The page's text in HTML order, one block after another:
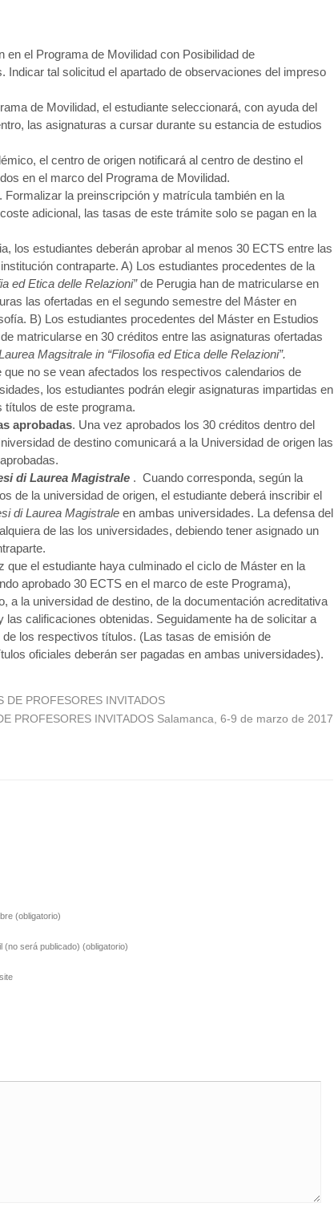
en el Programa de Movilidad con Posibilidad de
Indicar tal solicitud el apartado de observaciones del impreso
de Movilidad, el estudiante seleccionará, con ayuda del
las asignaturas a cursar durante su estancia de estudios
el centro de origen notificará al centro de destino el
en el marco del Programa de Movilidad.
. Formalizar la preinscripción y matrícula también en la
adicional, las tasas de este trámite solo se pagan en la
los estudiantes deberán aprobar al menos 30 ECTS entre las
contraparte. A) Los estudiantes procedentes de la
ed Etica delle Relazioni”de Perugia han de matricularse en
las ofertadas en el segundo semestre del Máster en
B) Los estudiantes procedentes del Máster en Estudios
matricularse en 30 créditos entre las asignaturas ofertadas
Magsitrale in “Filosofia ed Etica delle Relazioni”.
no se vean afectados los respectivos calendarios de
los estudiantes podrán elegir asignaturas impartidas en
de este programa.
aprobadas. Una vez aprobados los 30 créditos dentro del
de destino comunicará a la Universidad de origen las
di Laurea Magistrale . Cuando corresponda, según la
de la universidad de origen, el estudiante deberá inscribir el
di Laurea Magistrale en ambas universidades. La defensa del
de las los universidades, debiendo tener asignado un
que el estudiante haya culminado el ciclo de Máster en la
aprobado 30 ECTS en el marco de este Programa),
a la universidad de destino, de la documentación acreditativa
las calificaciones obtenidas. Seguidamente ha de solicitar a
los respectivos títulos. (Las tasas de emisión de
oficiales deberán ser pagadas en ambas universidades).
DE PROFESORES INVITADOS
PROFESORES INVITADOS Salamanca, 6-9 de marzo de 2017
(obligatorio)
(no será publicado) (obligatorio)